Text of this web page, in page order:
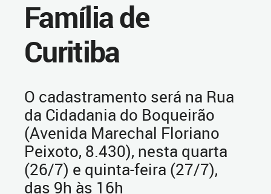
Família de
Curitiba
O cadastramento será na Rua
da Cidadania do Boqueirão
(Avenida Marechal Floriano
Peixoto, 8.430), nesta quarta
(26/7) e quinta-feira (27/7),
das 9h às 16h